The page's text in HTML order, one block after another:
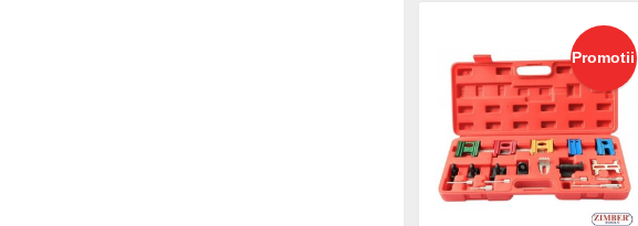
Promotii